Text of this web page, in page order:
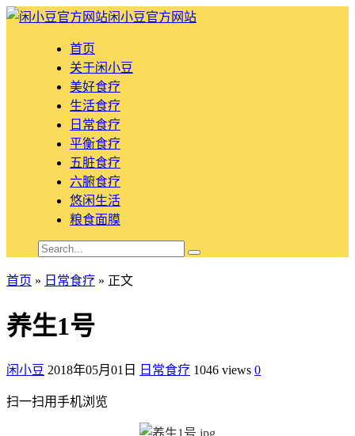
闲小豆官方网站
首页
关于闲小豆
美好食疗
生活食疗
日常食疗
平衡食疗
五脏食疗
六腑食疗
悠闲生活
粮食面膜
首页 » 日常食疗 » 正文
养生1号
闲小豆 2018年05月01日 日常食疗 1046 views 0
扫一扫用手机浏览